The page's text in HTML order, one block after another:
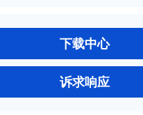
下载中心
诉求响应